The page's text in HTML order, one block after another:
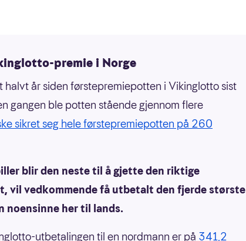
premie i Norge
halvt år siden førstepremiepotten i Vikinglotto sist
gangen ble potten stående gjennom flere
sikret seg hele førstepremiepotten på 260
blir den neste til å gjette den riktige
vil vedkommende få utbetalt den fjerde største
her til lands.
utbetalingen til en nordmann er på 341,2